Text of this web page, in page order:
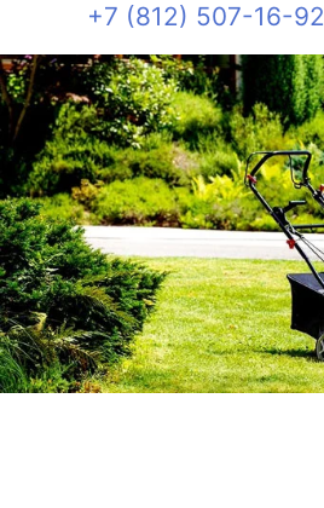
+7 (812) 507-16-92